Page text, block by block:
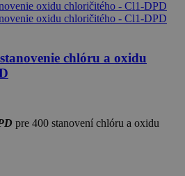
chlóru a oxidu
pre 400 stanovení chlóru a oxidu